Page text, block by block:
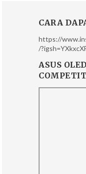
CARA
https://
/
ASUS